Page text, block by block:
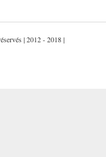
| 2012 - 2018 |